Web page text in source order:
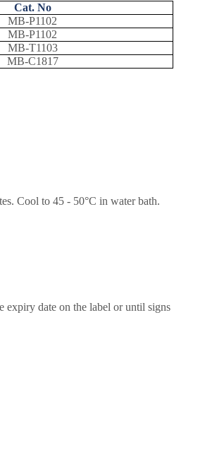
Cat. No
MB-P1102
MB-P1102
MB-T1103
MB-C1817
Cool to 45 - 50°C in water bath.
expiry date on the label or until signs